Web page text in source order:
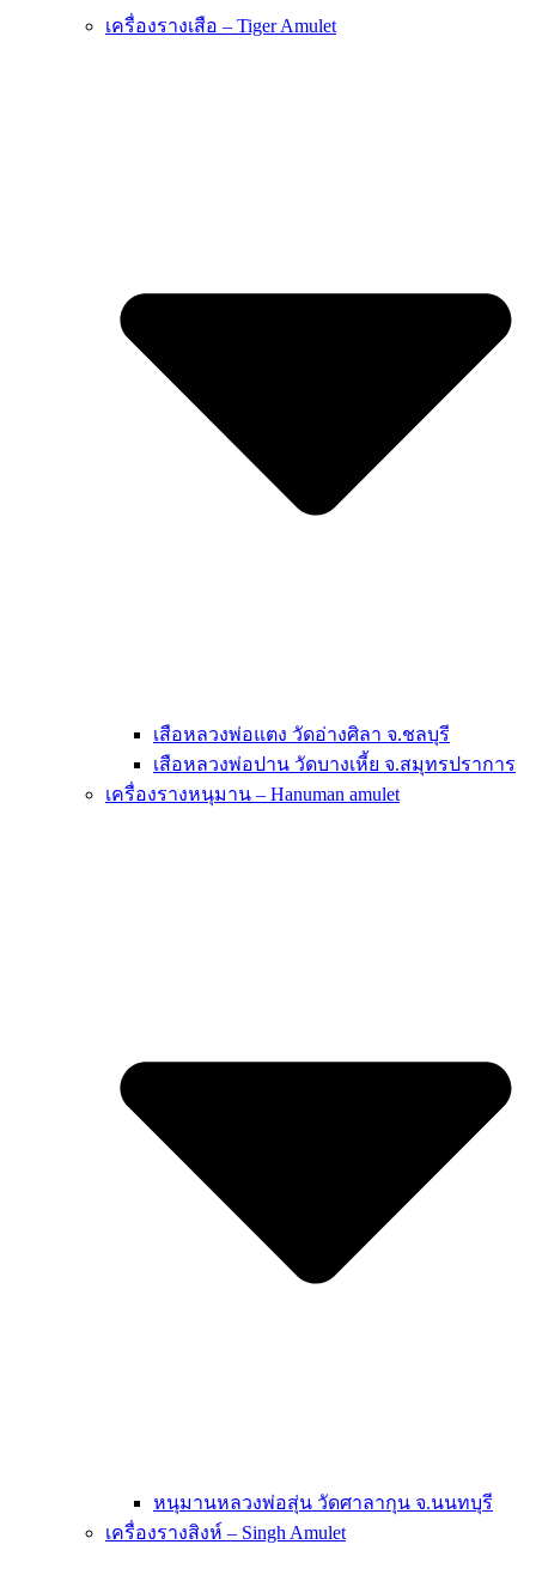
เครื่องรางเสือ – Tiger Amulet
เสือหลวงพ่อแตง วัดอ่างศิลา จ.ชลบุรี
เสือหลวงพ่อปาน วัดบางเหี้ย จ.สมุทรปราการ
เครื่องรางหนุมาน – Hanuman amulet
หนุมานหลวงพ่อสุ่น วัดศาลากุน จ.นนทบุรี
เครื่องรางสิงห์ – Singh Amulet